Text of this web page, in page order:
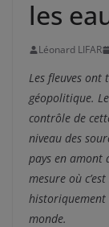
les
Léonard LIFAR
Les fleuves ont
géopolitique.
contrôle de
niveau des
pays en amont
mesure où
historiquement
monde.